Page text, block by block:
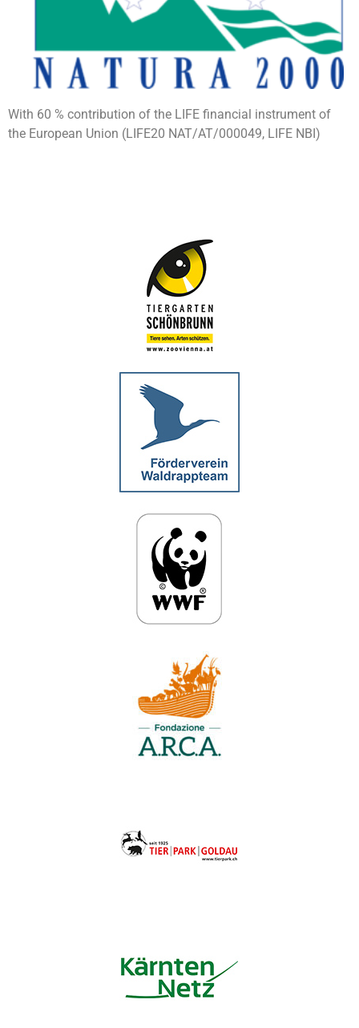
With 60 % contribution of the LIFE financial instrument of
the European Union (LIFE20 NAT/AT/000049, LIFE NBI)